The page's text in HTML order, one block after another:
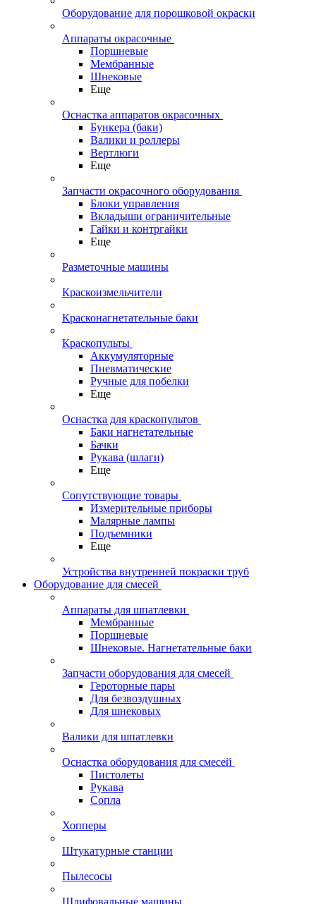
Оборудование для порошковой окраски
Аппараты окрасочные
Поршневые
Мембранные
Шнековые
Еще
Оснастка аппаратов окрасочных
Бункера (баки)
Валики и роллеры
Вертлюги
Еще
Запчасти окрасочного оборудования
Блоки управления
Вкладыши ограничительные
Гайки и контргайки
Еще
Разметочные машины
Краскоизмельчители
Красконагнетательные баки
Краскопульты
Аккумуляторные
Пневматические
Ручные для побелки
Еще
Оснастка для краскопультов
Баки нагнетательные
Бачки
Рукава (шлаги)
Еще
Сопутствующие товары
Измерительные приборы
Малярные лампы
Подъемники
Еще
Устройства внутренней покраски труб
Оборудование для смесей
Аппараты для шпатлевки
Мембранные
Поршневые
Шнековые. Нагнетательные баки
Запчасти оборудования для смесей
Героторные пары
Для безвоздушных
Для шнековых
Валики для шпатлевки
Оснастка оборудования для смесей
Пистолеты
Рукава
Сопла
Хопперы
Штукатурные станции
Пылесосы
Шлифовальные машины